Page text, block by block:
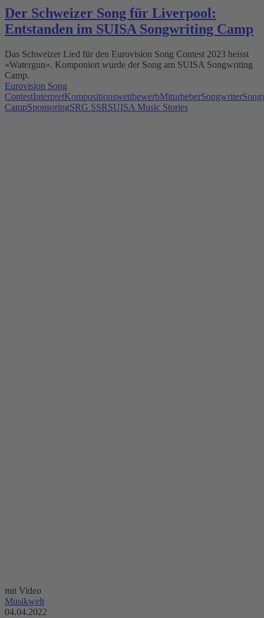
Der Schweizer Song für Liverpool:
Entstanden im SUISA Songwriting Camp
Das Schweizer Lied für den Eurovision Song Contest 2023 heisst
«Watergun». Komponiert wurde der Song am SUISA Songwriting
Camp.
Eurovision Song
ContestInterpretKompositionswettbewerbMiturheberSongwriter
CampSponsoringSRG SSRSUISA Music Stories
mit Video
Musikwelt
04.04.2022